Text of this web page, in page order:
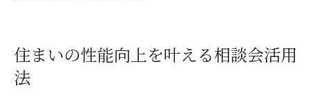
住まいの性能向上を叶える相談会活用
法